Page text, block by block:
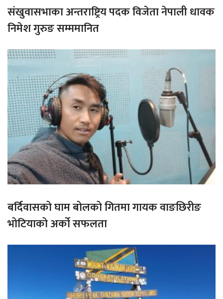
संखुवासभाका अन्तराष्ट्रिय पदक विजेता नेपाली धावक
निमेश गुरुङ सम्ममानित
बर्दिवासको घाम बोलको गितमा गायक वाङछिरीङ
भोटियाको अर्को सफलता